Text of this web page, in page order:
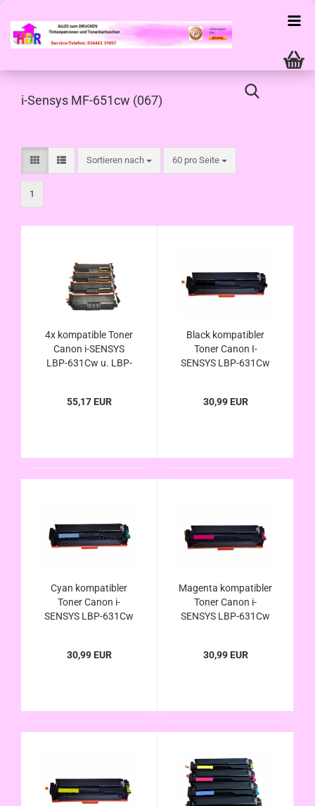
i-Sensys MF-651cw (067)
Sortieren nach
Sortieren nach 60 pro Seite
pro Seite
1
4x kompatible Toner
Canon i-SENSYS
LBP-631Cw u. LBP-
55,17 EUR
Black kompatibler
Toner Canon I-
SENSYS LBP-631Cw
u. 067
30,99 EUR
Cyan kompatibler
Toner Canon i-
SENSYS LBP-631Cw
u. 067
30,99 EUR
Magenta kompatibler
Toner Canon i-
SENSYS LBP-631Cw
u. 067
30,99 EUR